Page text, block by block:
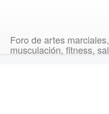
Foro de artes
musculación, fitness,